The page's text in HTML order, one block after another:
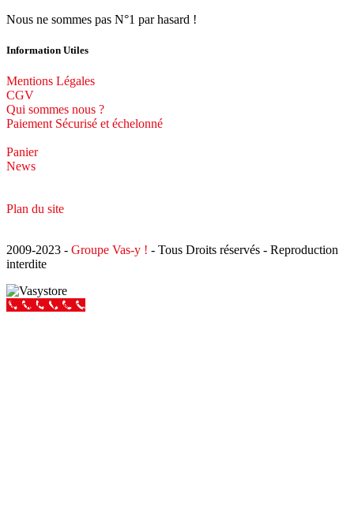
Nous ne sommes pas N°1 par hasard !
Information Utiles
Mentions Légales
CGV
Qui sommes nous ?
Paiement Sécurisé et échelonné
Panier
News
Plan du site
2009-2023 - Groupe Vas-y ! - Tous Droits réservés - Reproduction
interdite
Appeler Vas-y !